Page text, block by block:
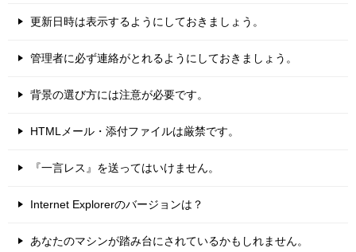
更新日時は表示するようにしておきましょう。
管理者に必ず連絡がとれるようにしておきましょう。
背景の選び方には注意が必要です。
HTMLメール・添付ファイルは厳禁です。
『一言レス』を送ってはいけません。
Internet Explorerのバージョンは？
あなたのマシンが踏み台にされているかもしれません。